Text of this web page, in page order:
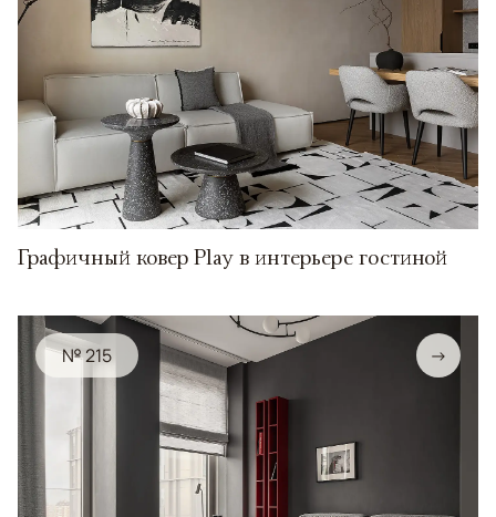
Графичный ковер Play в интерьере гостиной
№ 215 →